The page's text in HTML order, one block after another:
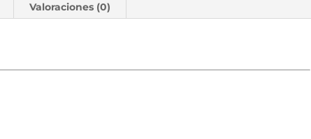
Valoraciones (0)